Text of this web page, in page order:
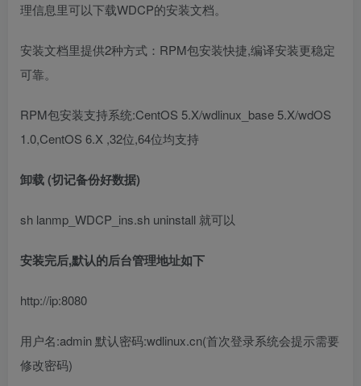
理信息里可以下载WDCP的安装文档。
安装文档里提供2种方式：RPM包安装快捷,编译安装更稳定
可靠。
RPM包安装支持系统:CentOS 5.X/wdlinux_base 5.X/wdOS
1.0,CentOS 6.X ,32位,64位均支持
卸载 (切记备份好数据)
sh lanmp_WDCP_ins.sh uninstall 就可以
安装完后,默认的后台管理地址如下
http://ip:8080
用户名:admin 默认密码:wdlinux.cn(首次登录系统会提示需要
修改密码)